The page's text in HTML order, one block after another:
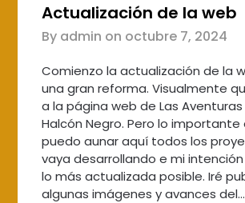
Actualización de la web
By admin on octubre 7, 2024
Comienzo la actualización de la
una gran reforma. Visualmente
a la página web de Las Aventuras
Halcón Negro. Pero lo importante
puedo aunar aquí todos los
vaya desarrollando e mi
lo más actualizada posible. Iré
algunas imágenes y avances del…